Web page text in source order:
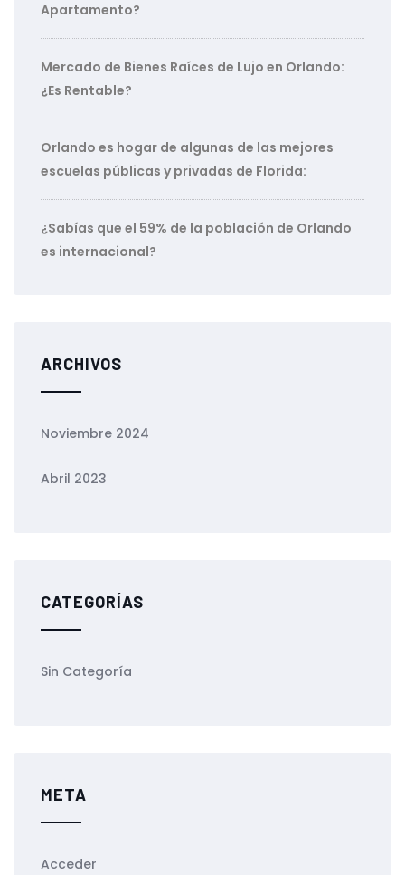
Apartamento?
Mercado de Bienes Raíces de Lujo en Orlando:
¿Es Rentable?
Orlando es hogar de algunas de las mejores
escuelas públicas y privadas de Florida:
¿Sabías que el 59% de la población de Orlando
es internacional?
ARCHIVOS
Noviembre 2024
Abril 2023
CATEGORÍAS
Sin Categoría
META
Acceder